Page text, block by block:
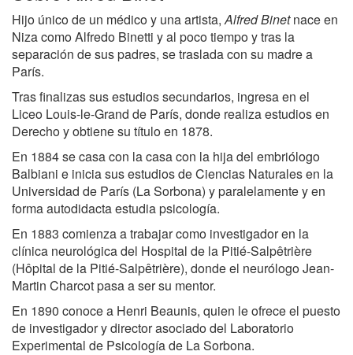
Hijo único de un médico y una artista,Alfred Binetnace en
Niza como Alfredo Binetti y al poco tiempo y tras la
separación de sus padres, se traslada con su madre a
París.
Tras finalizas sus estudios secundarios, ingresa en el
Liceo Louis-le-Grand de París, donde realiza estudios en
Derecho y obtiene su título en 1878.
En 1884 se casa con la casa con la hija del embriólogo
Balbiani e inicia sus estudios de Ciencias Naturales en la
Universidad de París (La Sorbona) y paralelamente y en
forma autodidacta estudia psicología.
En 1883 comienza a trabajar como investigador en la
clínica neurológica del Hospital de la Pitié-Salpêtrière
(Hôpital de la Pitié-Salpêtrière), donde el neurólogo Jean-
Martin Charcot pasa a ser su mentor.
En 1890 conoce a Henri Beaunis, quien le ofrece el puesto
de investigador y director asociado del Laboratorio
Experimental de Psicología de La Sorbona.